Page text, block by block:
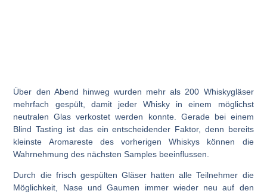
Über den Abend hinweg wurden mehr als 200 Whiskygläser
mehrfach gespült, damit jeder Whisky in einem möglichst
neutralen Glas verkostet werden konnte. Gerade bei einem
Blind Tasting ist das ein entscheidender Faktor, denn bereits
kleinste Aromareste des vorherigen Whiskys können die
Wahrnehmung des nächsten Samples beeinflussen.
Durch die frisch gespülten Gläser hatten alle Teilnehmer die
Möglichkeit, Nase und Gaumen immer wieder neu auf den